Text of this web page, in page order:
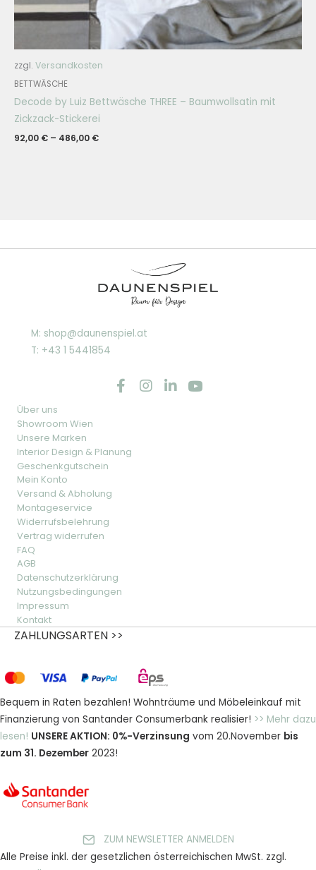
zzgl. Versandkosten
BETTWÄSCHE
Decode by Luiz Bettwäsche THREE – Baumwollsatin mit
Zickzack-Stickerei
92,00 € – 486,00 €
M: shop@daunenspiel.at
T: +43 1 5441854
Über uns
Showroom Wien
Unsere Marken
Interior Design & Planung
Geschenkgutschein
Mein Konto
Versand & Abholung
Montageservice
Widerrufsbelehrung
Vertrag widerrufen
FAQ
AGB
Datenschutzerklärung
Nutzungsbedingungen
Impressum
Kontakt
ZAHLUNGSARTEN >>
Bequem in Raten bezahlen! Wohnträume und Möbeleinkauf mit
Finanzierung von Santander Consumerbank realisier! >> Mehr dazu
lesen! UNSERE AKTION: 0%-Verzinsung vom 20.November bis
zum 31. Dezember 2023!
ZUM NEWSLETTER ANMELDEN
Alle Preise inkl. der gesetzlichen österreichischen MwSt. zzgl.